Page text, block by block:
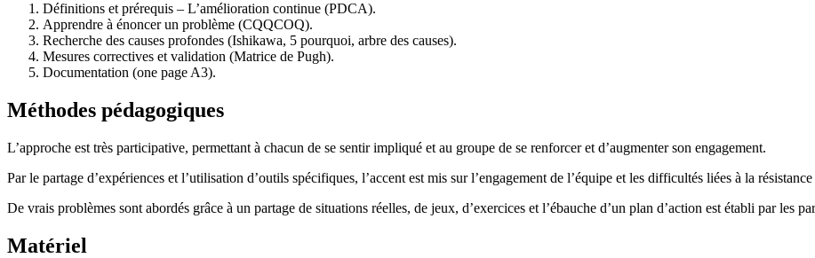
Définitions et prérequis – L’amélioration continue (PDCA).
Apprendre à énoncer un problème (CQQCOQ).
Recherche des causes profondes (Ishikawa, 5 pourquoi, arbre des causes).
Mesures correctives et validation (Matrice de Pugh).
Documentation (one page A3).
Méthodes pédagogiques
L’approche est très participative, permettant à chacun de se sentir impliqué et au groupe de se renforcer et d’augmenter son engagement.
Par le partage d’expériences et l’utilisation d’outils spécifiques, l’accent est mis sur l’engagement de l’équipe et les difficultés liées à la
De vrais problèmes sont abordés grâce à un partage de situations réelles, de jeux, d’exercices et l’ébauche d’un plan d’action est établi par les
Matériel